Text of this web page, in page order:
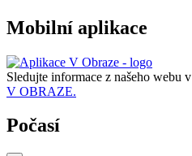
Mobilní aplikace
Sledujte informace z našeho webu v
V OBRAZE.
Počasí